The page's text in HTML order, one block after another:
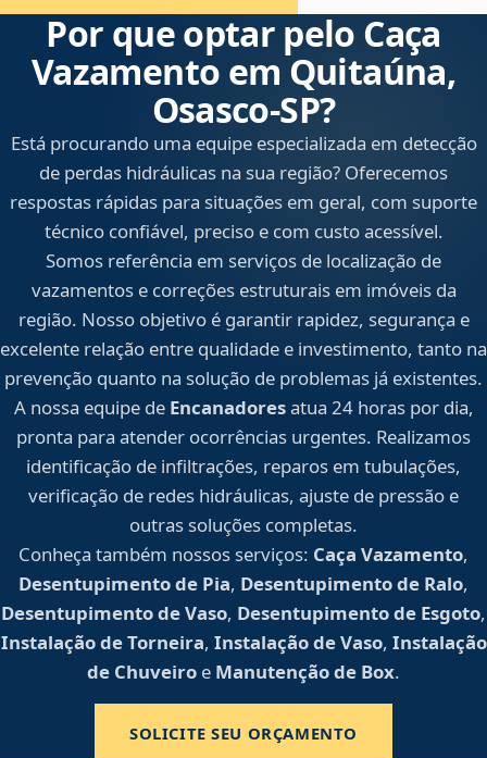
Por que optar pelo Caça
Vazamento em Quitaúna,
Osasco‑SP?
Está procurando uma equipe especializada em detecção
de perdas hidráulicas na sua região? Oferecemos
respostas rápidas para situações em geral, com suporte
técnico confiável, preciso e com custo acessível.
Somos referência em serviços de localização de
vazamentos e correções estruturais em imóveis da
região. Nosso objetivo é garantir rapidez, segurança e
excelente relação entre qualidade e investimento, tanto na
prevenção quanto na solução de problemas já existentes.
A nossa equipe de Encanadoresatua 24 horas por dia,
pronta para atender ocorrências urgentes. Realizamos
identificação de infiltrações, reparos em tubulações,
verificação de redes hidráulicas, ajuste de pressão e
outras soluções completas.
Conheça também nossos serviços: Caça Vazamento,
Desentupimento de Pia, Desentupimento de Ralo,
Desentupimento de Vaso, Desentupimento de Esgoto,
Instalação de Torneira, Instalação de Vaso, Instalação
de Chuveiro e Manutenção de Box.
SOLICITE SEU ORÇAMENTO